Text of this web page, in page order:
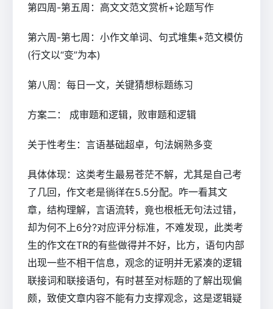
第四周-第五周：高文文范文赏析+论题写作
第六周-第七周：小作文单词、句式堆集+范文模仿
(行文以“变”为本)
第八周：每日一文，关键猜想标题练习
方案二： 成审题和逻辑，败审题和逻辑
关于性考生：言语基础超卓，句法娴熟多变
具体体现：这类考生最易苍茫不解，尤其是自己考
了几回，作文老是徜徉在5.5分配。咋一看其文
章，结构理解，言语流转，竟也根柢无句法过错，
却为何不上6分?对应评分标准，不难发现，此类考
生的作文在TR的有些做得并不好，比方，语句内部
出现一些不相干信息，观念的证明并无紧凑的逻辑
联接词和联接语句，有时甚至对标题的了解出现偏
颇，致使文章内容不能有力支撑观念，这是逻辑疑